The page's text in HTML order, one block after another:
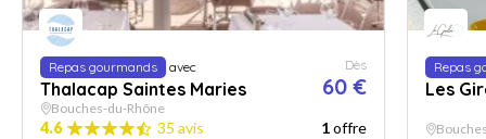
Repas gourmands avec
Thalacap Saintes Maries
Dès
60 €
Bouches-du-Rhône
4.6 35 avis 1offre
Repas
Les